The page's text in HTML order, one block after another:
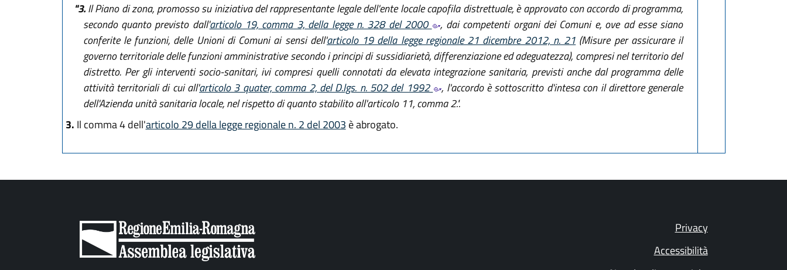
"3.Il Piano di zona, promosso su iniziativa del rappresentante legale dell'ente locale capofila distrettuale, è approvato con accordo di programma,
secondo quanto previsto dall'articolo 19, comma 3, della legge n. 328 del 2000
, dai competenti organi dei Comuni e, ove ad esse siano
conferite le funzioni, delle Unioni di Comuni ai sensi dell'articolo 19 della legge regionale 21 dicembre 2012, n. 21 (Misure per assicurare il
governo territoriale delle funzioni amministrative secondo i principi di sussidiarietà, differenziazione ed adeguatezza), compresi nel territorio del
distretto. Per gli interventi socio-sanitari, ivi compresi quelli connotati da elevata integrazione sanitaria, previsti anche dal programma delle
attività territoriali di cui all'articolo 3 quater, comma 2, del D.lgs. n. 502 del 1992
, l'accordo è sottoscritto d'intesa con il direttore generale
dell'Azienda unità sanitaria locale, nel rispetto di quanto stabilito all'articolo 11, comma 2.".
3. Il comma 4 dell'articolo 29 della legge regionale n. 2 del 2003 è abrogato.
Privacy
Accessibilità